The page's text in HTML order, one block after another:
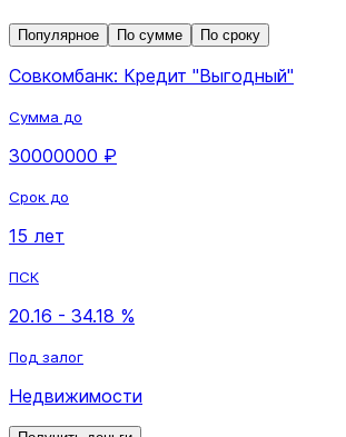
Популярное По сумме По сроку
Совкомбанк: Кредит "Выгодный"
Сумма до
30000000 ₽
Срок до
15 лет
ПСК
20.16 - 34.18 %
Под залог
Недвижимости